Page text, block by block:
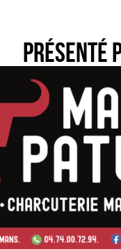
Présenté